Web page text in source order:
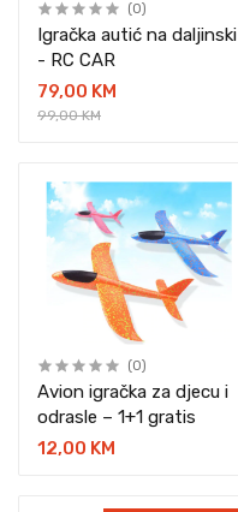
(0)
Igračka autić na daljinski
- RC CAR
79,00 KM
99,00 KM
(0)
Avion igračka za djecu i
odrasle – 1+1 gratis
12,00 KM